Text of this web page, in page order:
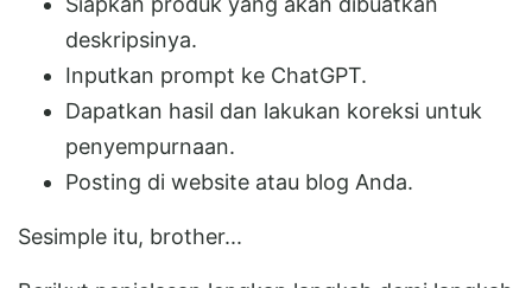
deskripsinya.
Inputkan prompt ke ChatGPT.
Dapatkan hasil dan lakukan koreksi untuk
penyempurnaan.
Posting di website atau blog Anda.
Sesimple itu, brother...